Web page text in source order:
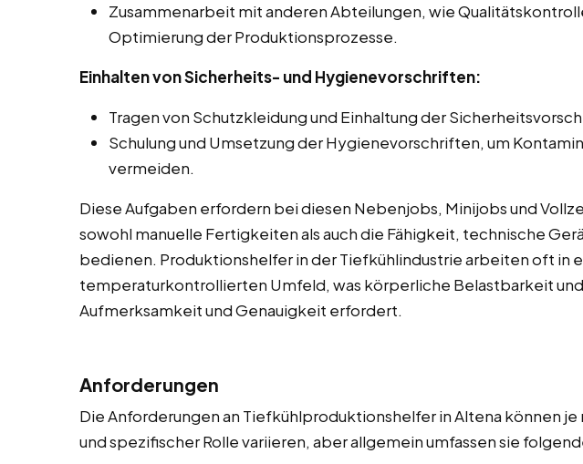
Zusammenarbeit mit anderen Abteilungen, wie
Optimierung der Produktionsprozesse.
Einhalten von Sicherheits- und Hygienevorschriften:
Tragen von Schutzkleidung und Einhaltung der
Schulung und Umsetzung der Hygienevorschriften, um
vermeiden.
Diese Aufgaben erfordern bei diesen Nebenjobs, Minijobs und
sowohl manuelle Fertigkeiten als auch die Fähigkeit, technische
bedienen. Produktionshelfer in der Tiefkühlindustrie arbeiten oft in
temperaturkontrollierten Umfeld, was körperliche Belastbarkeit und
Aufmerksamkeit und Genauigkeit erfordert.
Anforderungen
Die Anforderungen an Tiefkühlproduktionshelfer in Altena können
und spezifischer Rolle variieren, aber allgemein umfassen sie